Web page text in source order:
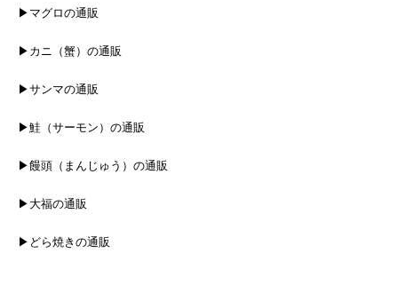
▶マグロの通販
▶カニ（蟹）の通販
▶サンマの通販
▶鮭（サーモン）の通販
▶饅頭（まんじゅう）の通販
▶大福の通販
▶どら焼きの通販